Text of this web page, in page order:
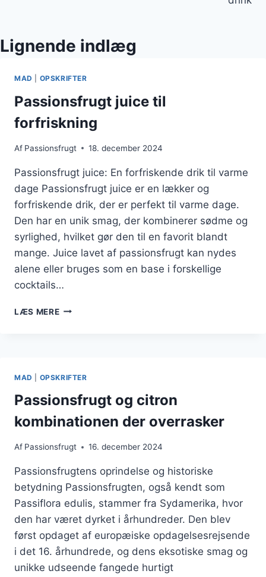
Lignende indlæg
MAD OPSKRIFTER
Passionsfrugt juice til
forfriskning
Af Passionsfrugt 18. december 2024
Passionsfrugt juice: En forfriskende drik til varme
dage Passionsfrugt juice er en lækker og
forfriskende drik, der er perfekt til varme dage.
Den har en unik smag, der kombinerer sødme og
syrlighed, hvilket gør den til en favorit blandt
mange. Juice lavet af passionsfrugt kan nydes
alene eller bruges som en base i forskellige
cocktails…
LÆS MEREPASSIONSFRUGT
MAD OPSKRIFTER
Passionsfrugt og citron
kombinationen der overrasker
Af Passionsfrugt 16. december 2024
Passionsfrugtens oprindelse og historiske
betydning Passionsfrugten, også kendt som
Passiflora edulis, stammer fra Sydamerika, hvor
den har været dyrket i århundreder. Den blev
først opdaget af europæiske opdagelsesrejsende
i det 16. århundrede, og dens eksotiske smag og
unikke udseende fangede hurtigt